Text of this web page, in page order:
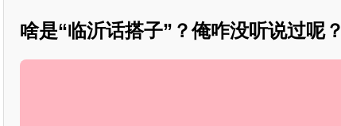
啥是“临沂话搭子”？俺咋没听说过呢？